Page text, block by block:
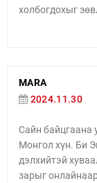
холбогдохыг
MARA
2024.11.30
Сайн байцгаана
Монгол хүн. Би
дэлхийтэй
зарыг